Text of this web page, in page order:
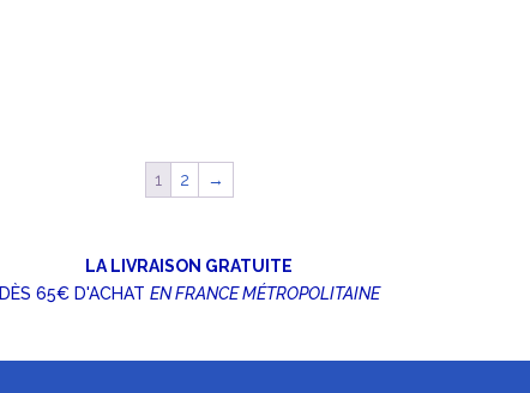
1 2 →
LA LIVRAISON GRATUITE
DÈS 65€ D'ACHAT EN FRANCE MÉTROPOLITAINE